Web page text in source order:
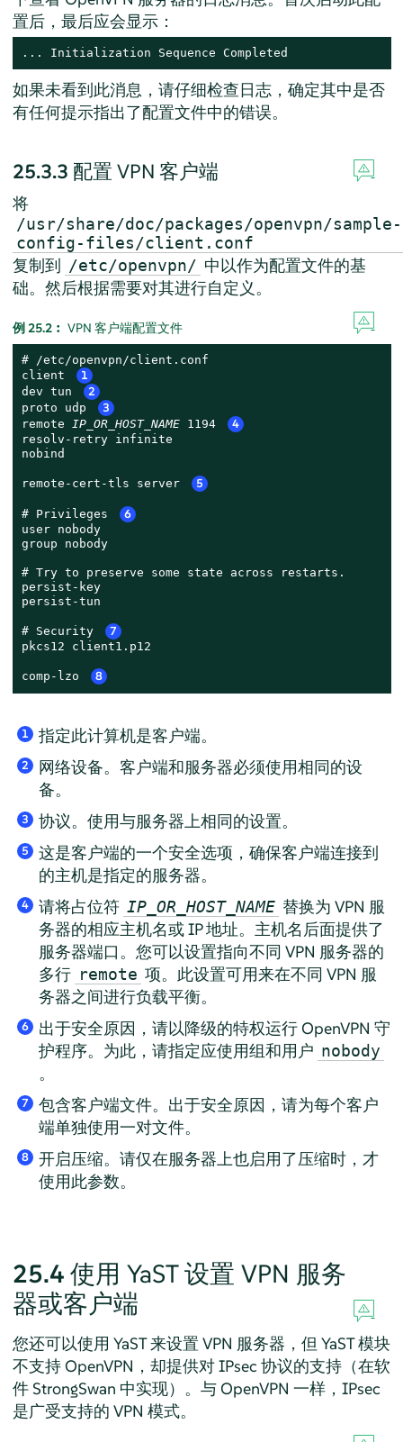
置后，最后应会显示：
... Initialization Sequence Completed
如果未看到此消息，请仔细检查日志，确定其中是否
有任何提示指出了配置文件中的错误。
25.3.3 配置 VPN 客户端
将
/usr/share/doc/packages/openvpn/sample-
config-files/client.conf
复制到 /etc/openvpn/ 中以作为配置文件的基
础。然后根据需要对其进行自定义。
例 25.2︰ VPN 客户端配置文件
# /etc/openvpn/client.conf
client
1
dev tun 2
proto udp 3
remote IP_OR_HOST_NAME 1194 4
resolv-retry infinite
nobind
remote-cert-tls server 5
# Privileges 6
user nobody
group nobody
# Try to preserve some state across restarts.
persist-key
persist-tun
# Security 7
pkcs12 client1.p12
comp-lzo 8
1 指定此计算机是客户端。
2
网络设备。客户端和服务器必须使用相同的设
备。
3 协议。使用与服务器上相同的设置。
5
这是客户端的一个安全选项，确保客户端连接到
的主机是指定的服务器。
4 请将占位符 IP_OR_HOST_NAME 替换为 VPN 服
务器的相应主机名或 IP 地址。主机名后面提供了
服务器端口。您可以设置指向不同 VPN 服务器的
多行 remote 项。此设置可用来在不同 VPN 服
务器之间进行负载平衡。
6
出于安全原因，请以降级的特权运行 OpenVPN 守
护程序。为此，请指定应使用组和用户 nobody
。
7
包含客户端文件。出于安全原因，请为每个客户
端单独使用一对文件。
8
开启压缩。请仅在服务器上也启用了压缩时，才
使用此参数。
25.4 使用 YaST 设置 VPN 服务
器或客户端
您还可以使用 YaST 来设置 VPN 服务器，但 YaST 模块
不支持 OpenVPN，却提供对 IPsec 协议的支持（在软
件 StrongSwan 中实现）。与 OpenVPN 一样，IPsec
是广受支持的 VPN 模式。